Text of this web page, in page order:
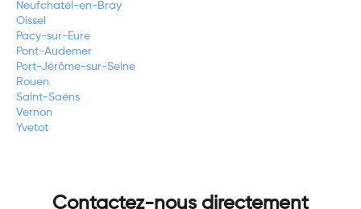
Neufchatel-en-Bray
Oissel
Pacy-sur-Eure
Pont-Audemer
Port-Jérôme-sur-Seine
Rouen
Saint-Saëns
Vernon
Yvetot
Contactez-nous directement